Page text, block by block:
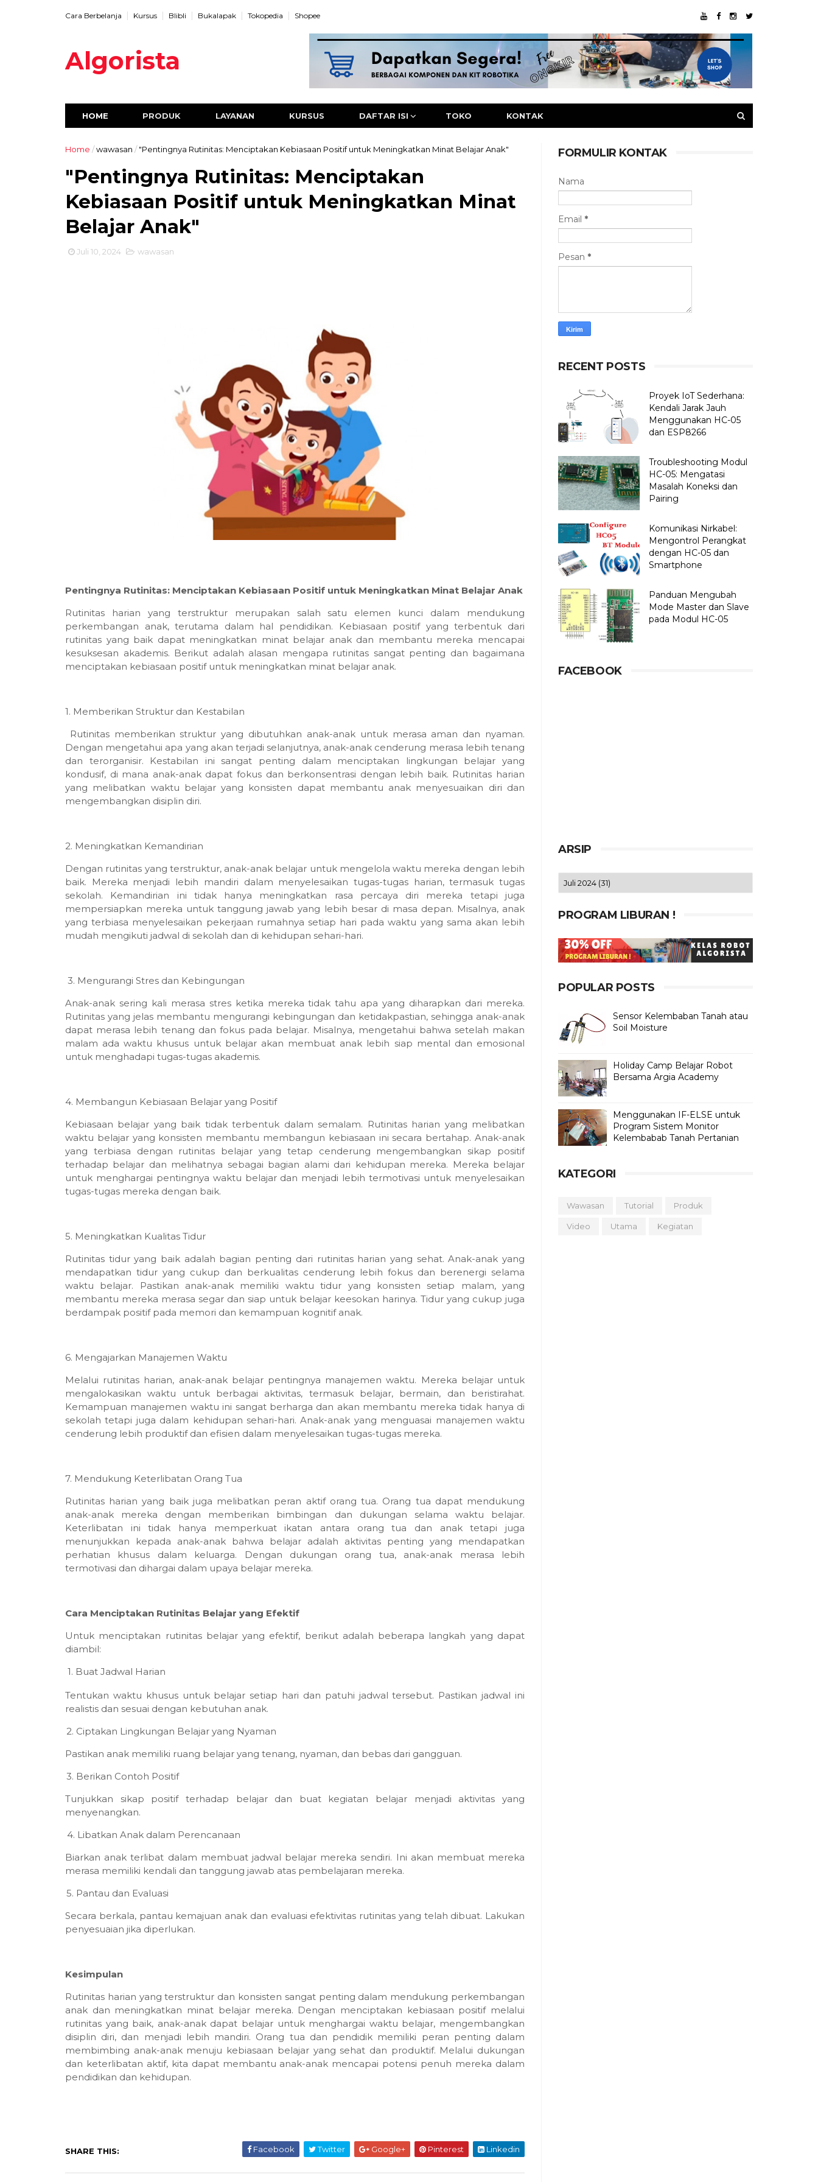
Cara Berbelanja Kursus Blibli Bukalapak Tokopedia Shopee
Algorista
HOME PRODUK LAYANAN KURSUS DAFTAR ISI TOKO KONTAK
Home /wawasan / "Pentingnya Rutinitas: Menciptakan Kebiasaan Positif untuk Meningkatkan Minat Belajar Anak"
"Pentingnya Rutinitas: Menciptakan
Kebiasaan Positif untuk Meningkatkan Minat
Belajar Anak"
Juli 10, 2024 wawasan
Pentingnya Rutinitas: Menciptakan Kebiasaan Positif untuk Meningkatkan Minat Belajar Anak
Rutinitas harian yang terstruktur merupakan salah satu elemen kunci dalam mendukung
perkembangan anak, terutama dalam hal pendidikan. Kebiasaan positif yang terbentuk dari
rutinitas yang baik dapat meningkatkan minat belajar anak dan membantu mereka mencapai
kesuksesan akademis. Berikut adalah alasan mengapa rutinitas sangat penting dan bagaimana
menciptakan kebiasaan positif untuk meningkatkan minat belajar anak.
1. Memberikan Struktur dan Kestabilan
Rutinitas memberikan struktur yang dibutuhkan anak-anak untuk merasa aman dan nyaman.
Dengan mengetahui apa yang akan terjadi selanjutnya, anak-anak cenderung merasa lebih tenang
dan terorganisir. Kestabilan ini sangat penting dalam menciptakan lingkungan belajar yang
kondusif, di mana anak-anak dapat fokus dan berkonsentrasi dengan lebih baik. Rutinitas harian
yang melibatkan waktu belajar yang konsisten dapat membantu anak menyesuaikan diri dan
mengembangkan disiplin diri.
2. Meningkatkan Kemandirian
Dengan rutinitas yang terstruktur, anak-anak belajar untuk mengelola waktu mereka dengan lebih
baik. Mereka menjadi lebih mandiri dalam menyelesaikan tugas-tugas harian, termasuk tugas
sekolah. Kemandirian ini tidak hanya meningkatkan rasa percaya diri mereka tetapi juga
mempersiapkan mereka untuk tanggung jawab yang lebih besar di masa depan. Misalnya, anak
yang terbiasa menyelesaikan pekerjaan rumahnya setiap hari pada waktu yang sama akan lebih
mudah mengikuti jadwal di sekolah dan di kehidupan sehari-hari.
3. Mengurangi Stres dan Kebingungan
Anak-anak sering kali merasa stres ketika mereka tidak tahu apa yang diharapkan dari mereka.
Rutinitas yang jelas membantu mengurangi kebingungan dan ketidakpastian, sehingga anak-anak
dapat merasa lebih tenang dan fokus pada belajar. Misalnya, mengetahui bahwa setelah makan
malam ada waktu khusus untuk belajar akan membuat anak lebih siap mental dan emosional
untuk menghadapi tugas-tugas akademis.
4. Membangun Kebiasaan Belajar yang Positif
Kebiasaan belajar yang baik tidak terbentuk dalam semalam. Rutinitas harian yang melibatkan
waktu belajar yang konsisten membantu membangun kebiasaan ini secara bertahap. Anak-anak
yang terbiasa dengan rutinitas belajar yang tetap cenderung mengembangkan sikap positif
terhadap belajar dan melihatnya sebagai bagian alami dari kehidupan mereka. Mereka belajar
untuk menghargai pentingnya waktu belajar dan menjadi lebih termotivasi untuk menyelesaikan
tugas-tugas mereka dengan baik.
5. Meningkatkan Kualitas Tidur
Rutinitas tidur yang baik adalah bagian penting dari rutinitas harian yang sehat. Anak-anak yang
mendapatkan tidur yang cukup dan berkualitas cenderung lebih fokus dan berenergi selama
waktu belajar. Pastikan anak-anak memiliki waktu tidur yang konsisten setiap malam, yang
membantu mereka merasa segar dan siap untuk belajar keesokan harinya. Tidur yang cukup juga
berdampak positif pada memori dan kemampuan kognitif anak.
6. Mengajarkan Manajemen Waktu
Melalui rutinitas harian, anak-anak belajar pentingnya manajemen waktu. Mereka belajar untuk
mengalokasikan waktu untuk berbagai aktivitas, termasuk belajar, bermain, dan beristirahat.
Kemampuan manajemen waktu ini sangat berharga dan akan membantu mereka tidak hanya di
sekolah tetapi juga dalam kehidupan sehari-hari. Anak-anak yang menguasai manajemen waktu
cenderung lebih produktif dan efisien dalam menyelesaikan tugas-tugas mereka.
7. Mendukung Keterlibatan Orang Tua
Rutinitas harian yang baik juga melibatkan peran aktif orang tua. Orang tua dapat mendukung
anak-anak mereka dengan memberikan bimbingan dan dukungan selama waktu belajar.
Keterlibatan ini tidak hanya memperkuat ikatan antara orang tua dan anak tetapi juga
menunjukkan kepada anak-anak bahwa belajar adalah aktivitas penting yang mendapatkan
perhatian khusus dalam keluarga. Dengan dukungan orang tua, anak-anak merasa lebih
termotivasi dan dihargai dalam upaya belajar mereka.
Cara Menciptakan Rutinitas Belajar yang Efektif
Untuk menciptakan rutinitas belajar yang efektif, berikut adalah beberapa langkah yang dapat
diambil:
1. Buat Jadwal Harian
Tentukan waktu khusus untuk belajar setiap hari dan patuhi jadwal tersebut. Pastikan jadwal ini
realistis dan sesuai dengan kebutuhan anak.
2. Ciptakan Lingkungan Belajar yang Nyaman
Pastikan anak memiliki ruang belajar yang tenang, nyaman, dan bebas dari gangguan.
3. Berikan Contoh Positif
Tunjukkan sikap positif terhadap belajar dan buat kegiatan belajar menjadi aktivitas yang
menyenangkan.
4. Libatkan Anak dalam Perencanaan
Biarkan anak terlibat dalam membuat jadwal belajar mereka sendiri. Ini akan membuat mereka
merasa memiliki kendali dan tanggung jawab atas pembelajaran mereka.
5. Pantau dan Evaluasi
Secara berkala, pantau kemajuan anak dan evaluasi efektivitas rutinitas yang telah dibuat. Lakukan
penyesuaian jika diperlukan.
Kesimpulan
Rutinitas harian yang terstruktur dan konsisten sangat penting dalam mendukung perkembangan
anak dan meningkatkan minat belajar mereka. Dengan menciptakan kebiasaan positif melalui
rutinitas yang baik, anak-anak dapat belajar untuk menghargai waktu belajar, mengembangkan
disiplin diri, dan menjadi lebih mandiri. Orang tua dan pendidik memiliki peran penting dalam
membimbing anak-anak menuju kebiasaan belajar yang sehat dan produktif. Melalui dukungan
dan keterlibatan aktif, kita dapat membantu anak-anak mencapai potensi penuh mereka dalam
pendidikan dan kehidupan.
SHARE THIS: Facebook Twitter Google+ Pinterest Linkedin
FORMULIR KONTAK
Nama
Email *
Pesan *
RECENT POSTS
Proyek IoT Sederhana:
Kendali Jarak Jauh
Menggunakan HC-05
dan ESP8266
Troubleshooting Modul
HC-05: Mengatasi
Masalah Koneksi dan
Pairing
Komunikasi Nirkabel:
Mengontrol Perangkat
dengan HC-05 dan
Smartphone
Panduan Mengubah
Mode Master dan Slave
pada Modul HC-05
FACEBOOK
ARSIP
PROGRAM LIBURAN !
POPULAR POSTS
Sensor Kelembaban Tanah atau
Soil Moisture
Holiday Camp Belajar Robot
Bersama Argia Academy
Menggunakan IF-ELSE untuk
Program Sistem Monitor
Kelembabab Tanah Pertanian
KATEGORI
Wawasan Tutorial Produk
Video Utama Kegiatan